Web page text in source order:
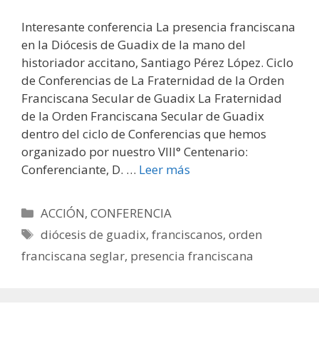
Interesante conferencia La presencia franciscana
en la Diócesis de Guadix de la mano del
historiador accitano, Santiago Pérez López. Ciclo
de Conferencias de La Fraternidad de la Orden
Franciscana Secular de Guadix La Fraternidad
de la Orden Franciscana Secular de Guadix
dentro del ciclo de Conferencias que hemos
organizado por nuestro VIII° Centenario:
Conferenciante, D. … Leer más
Categorías
ACCIÓN,CONFERENCIA
Etiquetas
diócesis de guadix,franciscanos,orden
franciscana seglar, presencia franciscana